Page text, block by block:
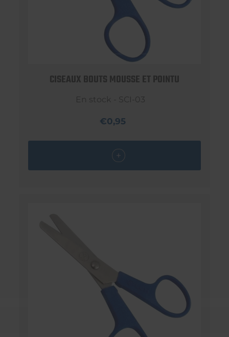
CISEAUX BOUTS MOUSSE ET POINTU
En stock - SCI-03
€0,95